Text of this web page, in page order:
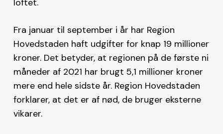
Fra januar til september i år har Region
Hovedstaden haft udgifter for knap 19 millioner
kroner. Det betyder, at regionen på de første ni
måneder af 2021 har brugt 5,1 millioner kroner
mere end hele sidste år. Region Hovedstaden
forklarer, at det er af nød, de bruger eksterne
vikarer.